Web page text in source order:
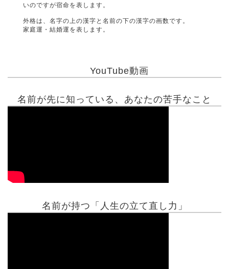
いのですが宿命を表します。
外格は、名字の上の漢字と名前の下の漢字の画数です。
家庭運・結婚運を表します。
YouTube動画
名前が先に知っている、あなたの苦手なこと
名前が持つ「人生の立て直し力」